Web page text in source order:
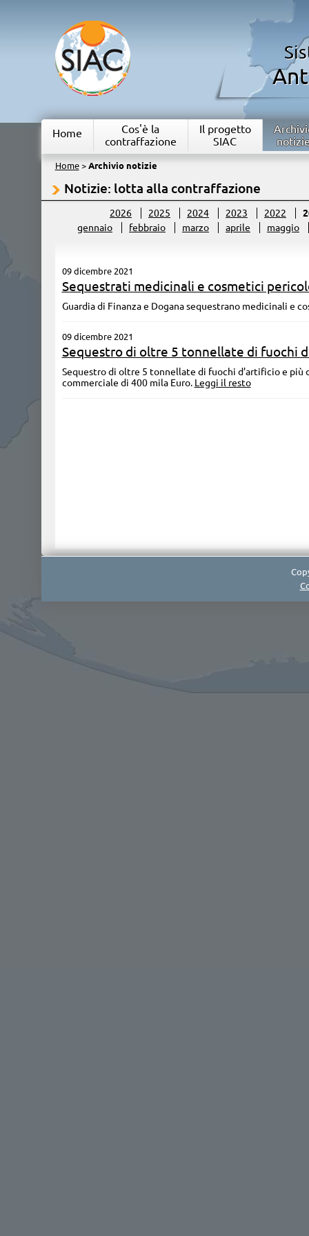
Home
Cos'è la
contraffazione
Il progetto
SIAC
Home> Archivio notizie
Notizie: lotta alla contraffazione
2026 2025 2024 2023 2022
gennaio
febbraio marzo aprile maggio
09 dicembre 2021
Sequestrati medicinali e cosmetici
Guardia di Finanza e Dogana sequestrano medicinali e
09 dicembre 2021
Sequestro di oltre 5 tonnellate di fuochi
Sequestro di oltre 5 tonnellate di fuochi d’artificio e
commerciale di 400 mila Euro. Leggi il resto